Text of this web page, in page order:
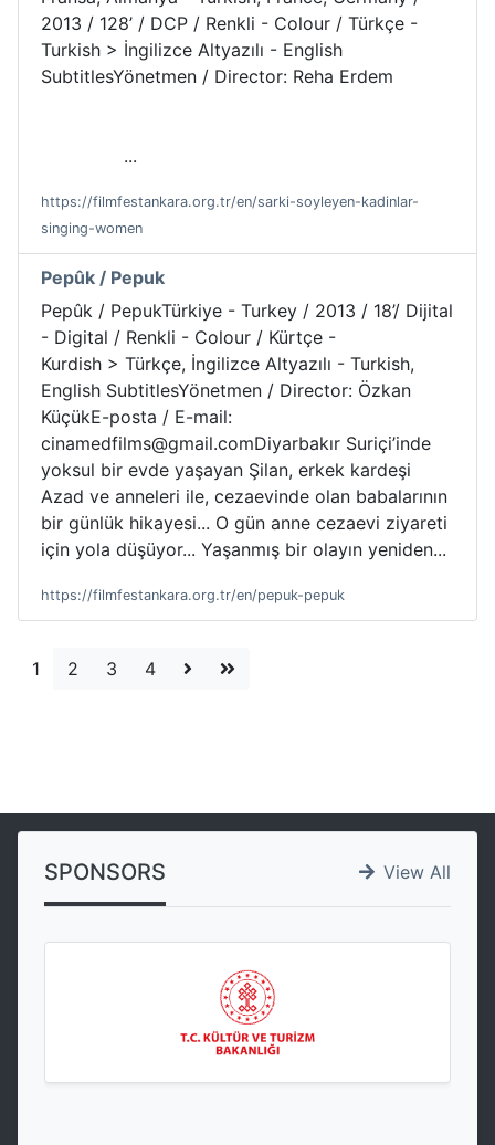
2013 / 128’ / DCP / Renkli - Colour / Türkçe -
Turkish > İngilizce Altyazılı - English
SubtitlesYönetmen / Director: Reha Erdem
...
https://filmfestankara.org.tr/en/sarki-soyleyen-kadinlar-
singing-women
Pepûk / Pepuk
Pepûk / PepukTürkiye - Turkey / 2013 / 18’/ Dijital
- Digital / Renkli - Colour / Kürtçe -
Kurdish > Türkçe, İngilizce Altyazılı - Turkish,
English SubtitlesYönetmen / Director: Özkan
KüçükE-posta / E-mail:
cinamedfilms@gmail.comDiyarbakır Suriçi’inde
yoksul bir evde yaşayan Şilan, erkek kardeşi
Azad ve anneleri ile, cezaevinde olan babalarının
bir günlük hikayesi... O gün anne cezaevi ziyareti
için yola düşüyor... Yaşanmış bir olayın yeniden...
https://filmfestankara.org.tr/en/pepuk-pepuk
1 2 3 4
View All
SPONSORS